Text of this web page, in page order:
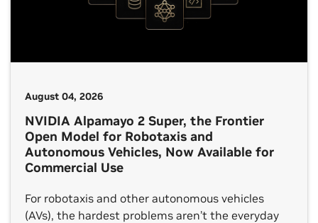
August 04, 2026
NVIDIA Alpamayo 2 Super, the Frontier
Open Model for Robotaxis and
Autonomous Vehicles, Now Available for
Commercial Use
For robotaxis and other autonomous vehicles
(AVs), the hardest problems aren’t the everyday